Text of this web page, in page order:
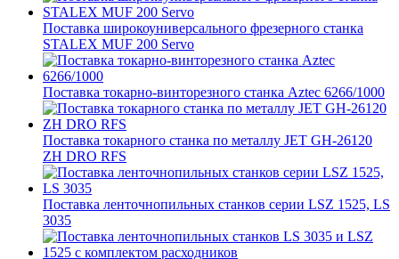
Поставка широкоуниверсального фрезерного станка
STALEX MUF 200 Servo
Поставка токарно-винторезного станка Aztec 6266/1000
Поставка токарного станка по металлу JET GH-26120
ZH DRO RFS
Поставка ленточнопильных станков серии LSZ 1525, LS
3035